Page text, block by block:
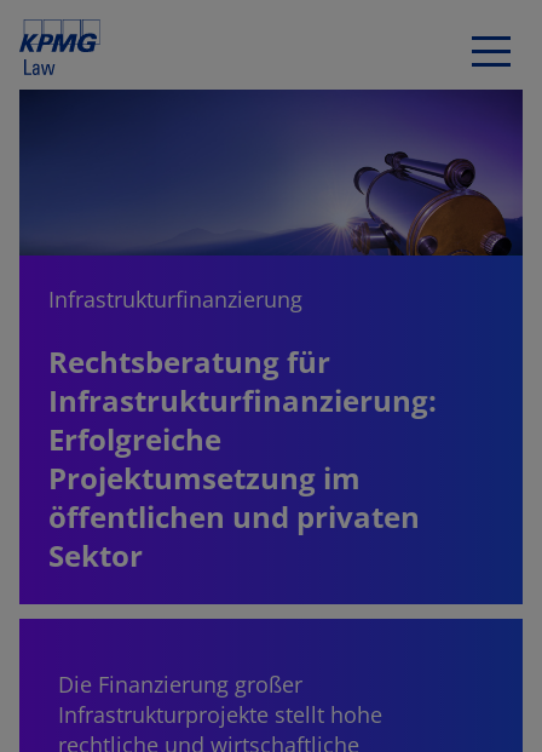
Infrastrukturfinanzierung
Rechtsberatung für
Infrastrukturfinanzierung:
Erfolgreiche
Projektumsetzung im
öffentlichen und privaten
Sektor
Die Finanzierung großer
Infrastrukturprojekte stellt hohe
rechtliche und wirtschaftliche